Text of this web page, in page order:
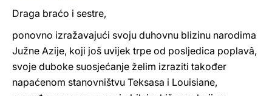
Draga braćo i sestre,
ponovno izražavajući svoju duhovnu blizinu narodima
Južne Azije, koji još uvijek trpe od posljedica poplavâ,
svoje duboke suosjećanje želim izraziti također
napaćenom stanovništvu Teksasa i Louisiane,